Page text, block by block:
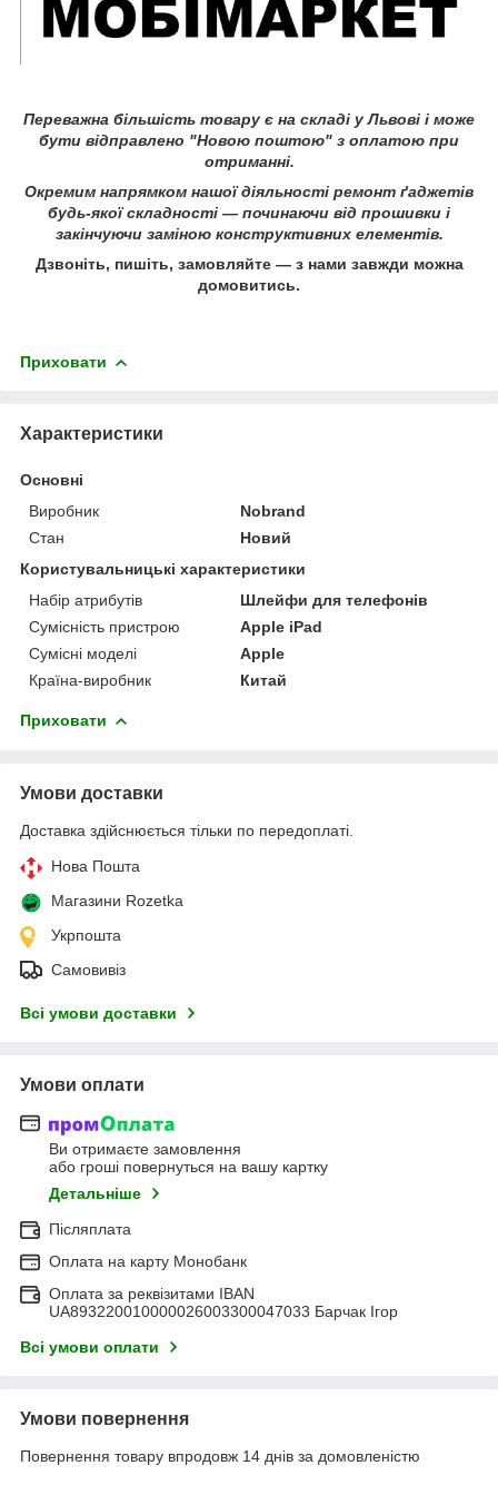
Переважна більшість товару є на складі у Львові і може
бути відправлено "Новою поштою" з оплатою при
отриманні.
Окремим напрямком нашої діяльності ремонт ґаджетів
будь-якої складності ― починаючи від прошивки і
закінчуючи заміною конструктивних елементів.
Дзвоніть, пишіть, замовляйте ― з нами завжди можна
домовитись.
Приховати
Характеристики
Основні
Виробник
Nobrand
Стан
Новий
Користувальницькі характеристики
Набір атрибутів
Шлейфи для телефонів
Сумісність пристрою
Apple iPad
Сумісні моделі
Apple
Країна-виробник
Китай
Приховати
Умови доставки
Доставка здійснюється тільки по передоплаті.
Нова Пошта
Магазини Rozetka
Укрпошта
Самовивіз
Всі умови доставки
Умови оплати
Ви отримаєте замовлення
або гроші повернуться на вашу картку
Детальніше
Післяплата
Оплата на карту Монобанк
Оплата за реквізитами IBAN
UA893220010000026003300047033 Барчак Ігор
Всі умови оплати
Умови повернення
Повернення товару впродовж 14 днів за домовленістю